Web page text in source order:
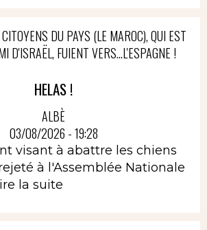
DU PAYS (LE MAROC), QUI EST
D'ISRAËL, FUIENT VERS...L'ESPAGNE !
HELAS !
ALBÈ
03/08/2026 - 19:28
visant à abattre les chiens
à l'Assemblée Nationale
la suite